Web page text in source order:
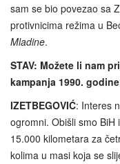
sam se bio povezao sa
protivnicima režima u
Mladine.
STAV: Možete li nam
kampanja 1990.
IZETBEGOVIĆ: Interes
ogromni. Obišli smo
15.000 kilometara za
kolima u masi koja se